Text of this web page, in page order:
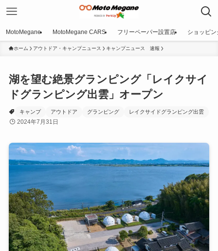
MotoMegane MotoMegane CARS フリーペーパー設置店 ショッピン
ホーム アウトドア・キャンプニュース キャンプニュース 速報
湖を望む絶景グランピング「レイクサイ
ドグランピング出雲」オープン
キャンプ アウトドア グランピング レイクサイドグランピング出雲
2024年7月31日